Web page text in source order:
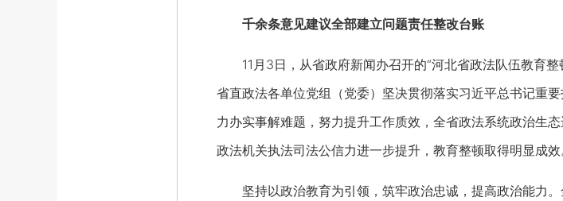
千余条意见建议全部建立问题责任整改台账
11月3日，从省政府新闻办召开的“河北省政法队伍教育整
省直政法各单位党组（党委）坚决贯彻落实习近平总书记重
力办实事解难题，努力提升工作质效，全省政法系统政治生
政法机关执法司法公信力进一步提升，教育整顿取得明显成效
坚持以政治教育为引领，筑牢政治忠诚，提高政治能力。